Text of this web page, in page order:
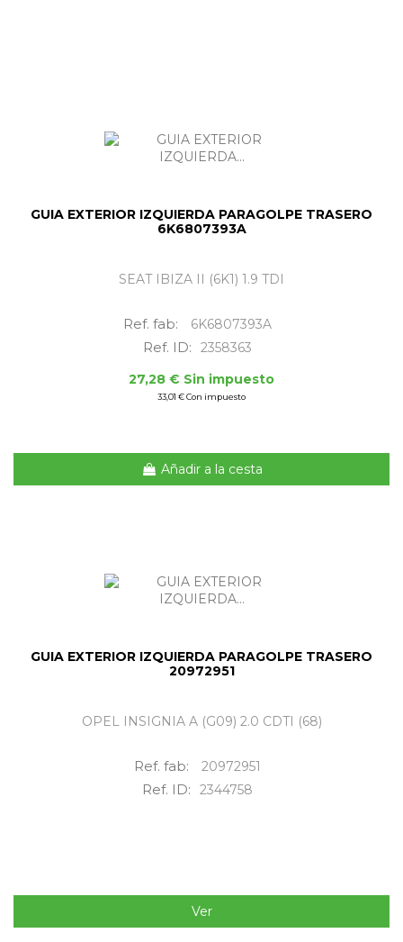
GUIA EXTERIOR IZQUIERDA PARAGOLPE TRASERO
6K6807393A
SEAT IBIZA II (6K1) 1.9 TDI
Ref. fab: 6K6807393A
Ref. ID:
2358363
27,28 € Sin impuesto
33,01 € Con impuesto
Añadir a la cesta
GUIA EXTERIOR IZQUIERDA PARAGOLPE TRASERO
20972951
OPEL INSIGNIA A (G09) 2.0 CDTI (68)
Ref. fab: 20972951
Ref. ID: 2344758
Ver